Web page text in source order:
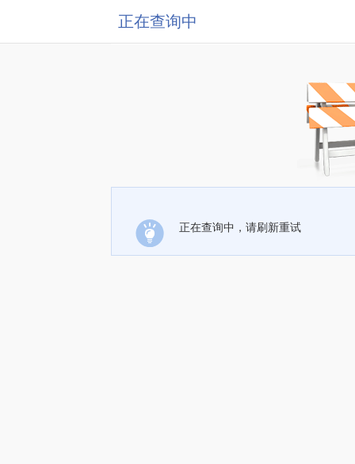
正在查询中
正在查询中，请刷新重试